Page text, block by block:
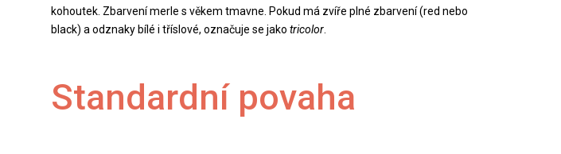
kohoutek. Zbarvení merle s věkem tmavne. Pokud má zvíře plné zbarvení (red nebo
black) a odznaky bílé i tříslové, označuje se jakotricolor
Standardní povaha